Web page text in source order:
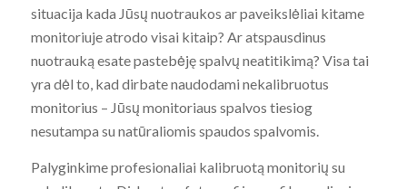
situacija kada Jūsų nuotraukos ar paveikslėliai kitame
monitoriuje atrodo visai kitaip? Ar atspausdinus
nuotrauką esate pastebėję spalvų neatitikimą? Visa tai
yra dėl to, kad dirbate naudodami nekalibruotus
monitorius – Jūsų monitoriaus spalvos tiesiog
nesutampa su natūraliomis spaudos spalvomis.
Palyginkime profesionaliai kalibruotą monitorių su